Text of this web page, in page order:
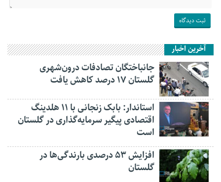
آخرین اخبار
جانباختگان تصادفات درون‌شهری
گلستان ۱۷ درصد کاهش یافت
استاندار: بابک زنجانی با ۱۱ هلدینگ
اقتصادی پیگیر سرمایه‌گذاری در گلستان
است
افزایش ۵۳ درصدی بارندگی‌ها در
گلستان